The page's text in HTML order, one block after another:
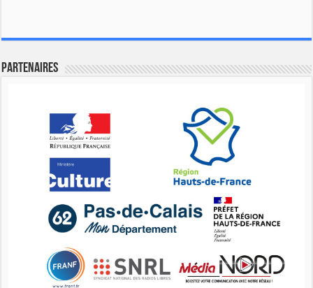
Partenaires